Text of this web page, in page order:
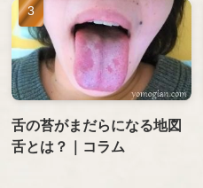
舌の苔がまだらになる地図
舌とは？｜コラム